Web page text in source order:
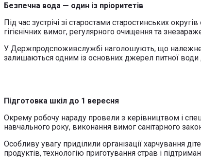
Безпечна вода — один із пріоритетів
Під час зустрічі зі старостами старостинських
гігієнічних вимог, регулярного очищення та
У Держпродспоживслужбі наголошують, що належне
залишаються одним із основних джерел питної води
Підготовка шкіл до 1 вересня
Окрему робочу нараду провели з керівництвом і
навчального року, виконання вимог санітарного
Особливу увагу приділили організації харчування
продуктів, технологію приготування страв і